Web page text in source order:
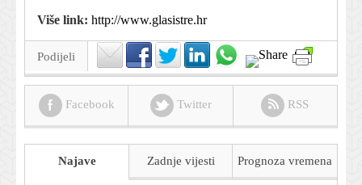
Više link: http://www.glasistre.hr
Podijeli
Facebook Twitter RSS
Najave Zadnje vijesti Prognoza vremena